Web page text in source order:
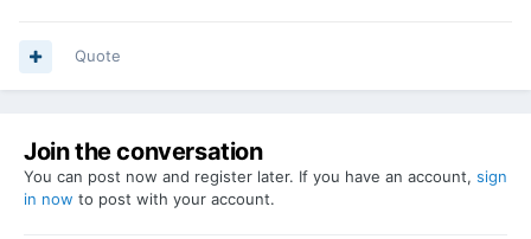
Quote
Join the conversation
You can post now and register later. If you have an account, sign
in now to post with your account.